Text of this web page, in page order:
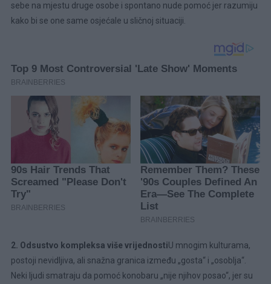
sebe na mjestu druge osobe i spontano nude pomoć jer razumiju
kako bi se one same osjećale u sličnoj situaciji.
2. Odsustvo kompleksa više vrijednostiU mnogim kulturama,
postoji nevidljiva, ali snažna granica između „gosta“ i „osoblja“.
Neki ljudi smatraju da pomoć konobaru „nije njihov posao“, jer su